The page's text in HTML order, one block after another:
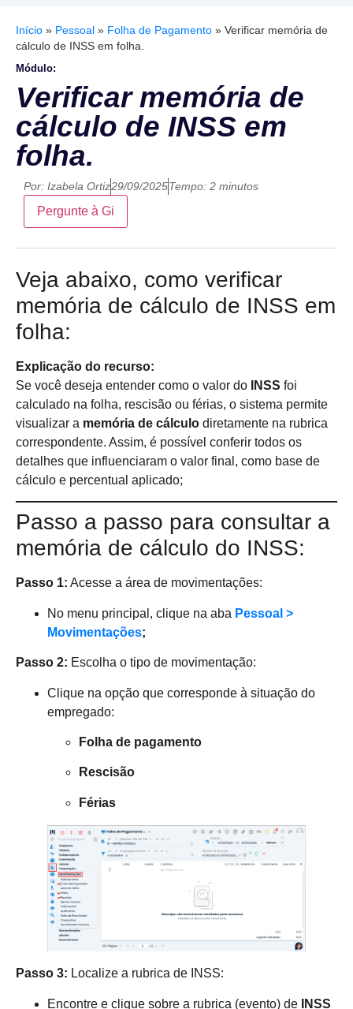
Início » Pessoal » Folha de Pagamento » Verificar memória de
cálculo de INSS em folha.
Módulo:
Verificar memória de
cálculo de INSS em
folha.
Por: Izabela Ortiz29/09/2025Tempo: 2 minutos
Pergunte à Gi
Veja abaixo, como verificar
memória de cálculo de INSS em
folha:
Explicação do recurso:
Se você deseja entender como o valor do
INSS foi
calculado na folha, rescisão ou férias, o sistema permite
visualizar a memória de cálculo diretamente na rubrica
correspondente. Assim, é possível conferir todos os
detalhes que influenciaram o valor final, como base de
cálculo e percentual aplicado;
Passo a passo para consultar a
memória de cálculo do INSS:
Passo 1: Acesse a área de movimentações:
No menu principal, clique na aba Pessoal >
Movimentações;
Passo 2: Escolha o tipo de movimentação:
Clique na opção que corresponde à situação do
empregado:
Folha de pagamento
Rescisão
Férias
Passo 3: Localize a rubrica de INSS:
Encontre e clique sobre a rubrica (evento) de
INSS